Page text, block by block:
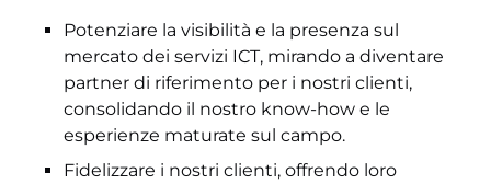
Potenziare la visibilità e la presenza sul
mercato dei servizi ICT, mirando a diventare
partner di riferimento per i nostri clienti,
consolidando il nostro know-how e le
esperienze maturate sul campo.
Fidelizzare i nostri clienti, offrendo loro